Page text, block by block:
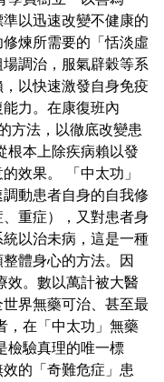
以迅速改變不健康的
煉所需要的「恬淡虛
調治，服氣辟穀等系
以快速激發自身免疫
力。在康復班內
方法，以徹底改變患
根本上除疾病賴以發
效果。
「中太功」
動患者自身的自我修
重症），又對患者身
以治未病，這是一種
體身心的方法。因
效。數以萬計被大醫
界無藥可治、甚至最
，在「中太功」無藥
檢驗真理的唯一標
的「奇難危症」患